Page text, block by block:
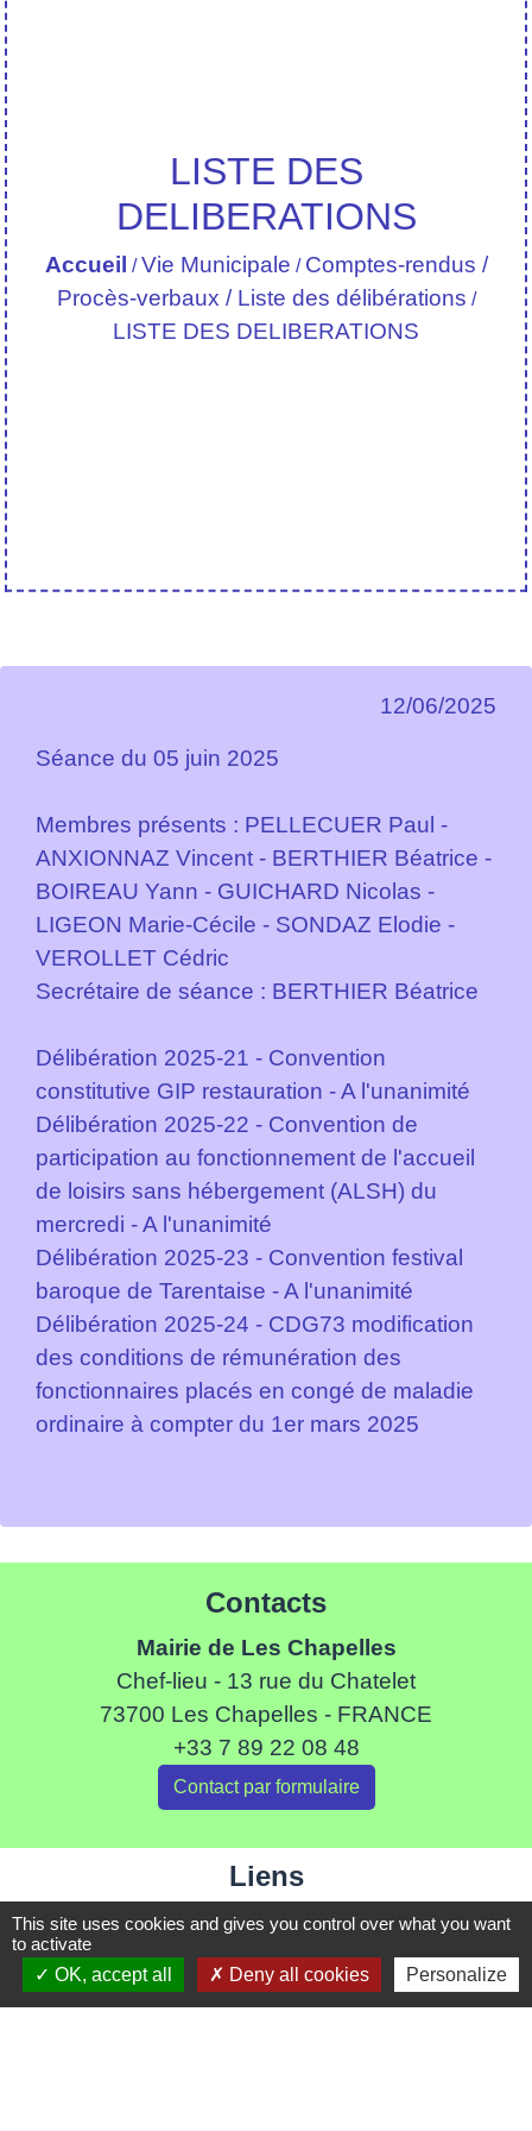
LISTE DES
DELIBERATIONS
Accueil /Vie Municipale / Comptes-rendus /
Procès-verbaux / Liste des délibérations /
LISTE DES DELIBERATIONS
12/06/2025
Séance du 05 juin 2025
Membres présents : PELLECUER Paul -
ANXIONNAZ Vincent - BERTHIER Béatrice -
BOIREAU Yann - GUICHARD Nicolas -
LIGEON Marie-Cécile - SONDAZ Elodie -
VEROLLET Cédric
Secrétaire de séance : BERTHIER Béatrice
Délibération 2025-21 - Convention
constitutive GIP restauration - A l'unanimité
Délibération 2025-22 - Convention de
participation au fonctionnement de l'accueil
de loisirs sans hébergement (ALSH) du
mercredi - A l'unanimité
Délibération 2025-23 - Convention festival
baroque de Tarentaise - A l'unanimité
Délibération 2025-24 - CDG73 modification
des conditions de rémunération des
fonctionnaires placés en congé de maladie
ordinaire à compter du 1er mars 2025
Contacts
Mairie de Les Chapelles
Chef-lieu - 13 rue du Chatelet
73700 Les Chapelles - FRANCE
+33 7 89 22 08 48
Contact par formulaire
Liens
Communauté de Commune de Haute Tarentaise
Service Public
Assemblée du Pays Tarentaise Vanoise
This site uses cookies and gives you control over what you want
to activate
OK, accept all
Deny all cookies Personalize